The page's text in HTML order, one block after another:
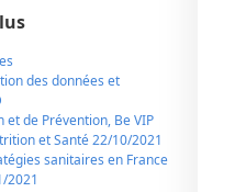
des données et
de Prévention, Be VIP
et Santé 22/10/2021
sanitaires en France
2021